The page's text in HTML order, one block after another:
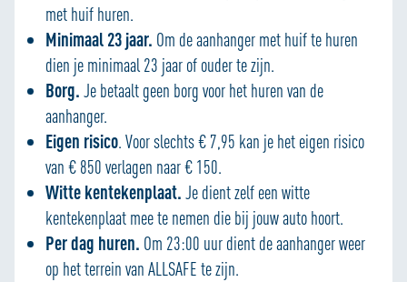
met huif huren.
Minimaal 23 jaar. Om de aanhanger met huif te huren
dien je minimaal 23 jaar of ouder te zijn.
Borg. Je betaalt geen borg voor het huren van de
aanhanger.
Eigen risico. Voor slechts € 7,95 kan je het eigen risico
van € 850 verlagen naar € 150.
Witte kentekenplaat. Je dient zelf een witte
kentekenplaat mee te nemen die bij jouw auto hoort.
Per dag huren. Om 23:00 uur dient de aanhanger weer
op het terrein van ALLSAFE te zijn.